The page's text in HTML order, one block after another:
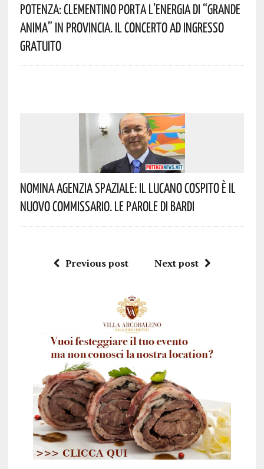
Potenza: Clementino Porta L’energia Di “Grande
Anima” In Provincia. Il Concerto Ad Ingresso
Gratuito
Nomina Agenzia Spaziale: Il Lucano Cospito È Il
Nuovo Commissario. Le Parole Di Bardi
Previous post Next post